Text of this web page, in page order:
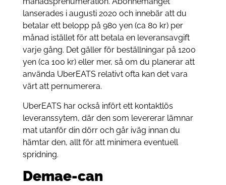
lanserades i augusti 2020 och innebär att du
betalar ett belopp på 980 yen (ca 80 kr) per
månad istället för att betala en leveransavgift
varje gång. Det gäller för beställningar på 1200
yen (ca 100 kr) eller mer, så om du planerar att
använda UberEATS relativt ofta kan det vara
värt att pernumerera.
UberEATS har också infört ett kontaktlös
leveranssytem, där den som levererar lämnar
mat utanför din dörr och går iväg innan du
hämtar den, allt för att minimera eventuell
spridning.
Demae-can